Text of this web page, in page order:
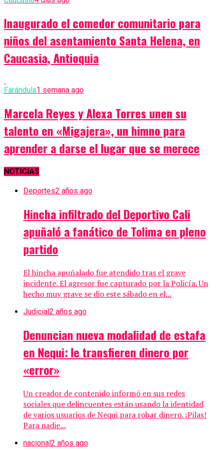
Inaugurado el comedor comunitario para
niños del asentamiento Santa Helena, en
Caucasia, Antioquia
Farándula1 semana ago
Marcela Reyes y Alexa Torres unen su
talento en «Migajera», un himno para
aprender a darse el lugar que se merece
NOTICIAS
Deportes2 años ago
Hincha infiltrado del Deportivo Cali
apuñaló a fanático de Tolima en pleno
partido
El hincha apuñalado fue atendido tras el grave
incidente. El agresor fue capturado por la Policía. Un
hecho muy grave se dio este sábado en el...
Judicial 2 años ago
Denuncian nueva modalidad de estafa
en Nequi: le transfieren dinero por
«error»
Un creador de contenido informó en sus redes
sociales que delincuentes están usando la identidad
de varios usuarios de Nequi para robar dinero. ¡Pilas!
Para nadie...
nacional2 años ago